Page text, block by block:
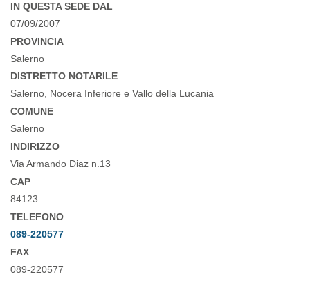
IN QUESTA SEDE DAL
07/09/2007
PROVINCIA
Salerno
DISTRETTO NOTARILE
Salerno, Nocera Inferiore e Vallo della Lucania
COMUNE
Salerno
INDIRIZZO
Via Armando Diaz n.13
CAP
84123
TELEFONO
089-220577
FAX
089-220577